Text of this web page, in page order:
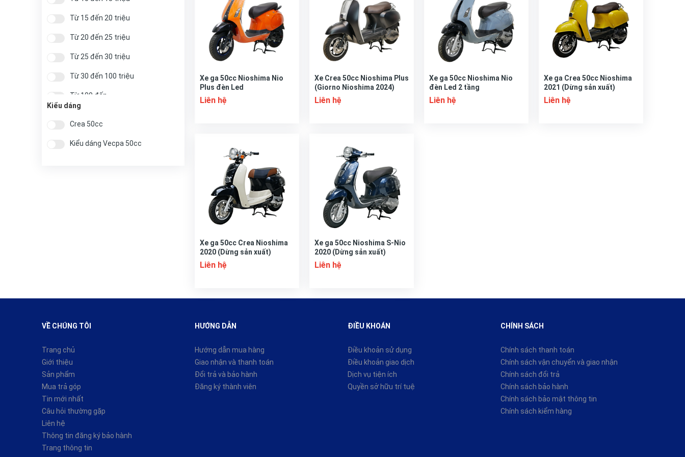
Từ 15 đến 20 triệu
Từ 20 đến 25 triệu
Từ 25 đến 30 triệu
Từ 30 đến 100 triệu
Từ 100 đến
Kiểu dáng
Crea 50cc
Kiểu dáng Vecpa 50cc
Xe ga 50cc Nioshima Nio
Plus đèn Led
Liên hệ
Xe Crea 50cc Nioshima Plus
(Giorno Nioshima 2024)
Liên hệ
Xe ga 50cc Nioshima Nio
đèn Led 2 tầng
Liên hệ
Xe ga Crea 50cc Nioshima
2021 (Dừng sản xuất)
Liên hệ
Xe ga 50cc Crea Nioshima
2020 (Dừng sản xuất)
Liên hệ
Xe ga 50cc Nioshima S-Nio
2020 (Dừng sản xuất)
Liên hệ
VỀ CHÚNG TÔI
Trang chủ